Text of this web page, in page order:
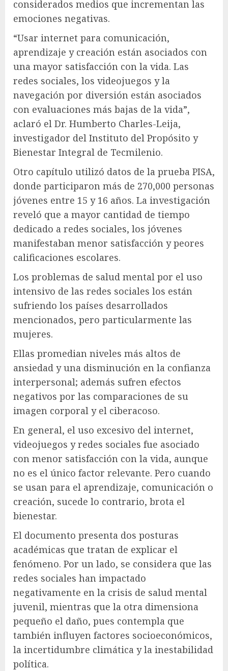
considerados medios que incrementan las
emociones negativas.
“Usar internet para comunicación,
aprendizaje y creación están asociados con
una mayor satisfacción con la vida. Las
redes sociales, los videojuegos y la
navegación por diversión están asociados
con evaluaciones más bajas de la vida”,
aclaró el Dr. Humberto Charles-Leija,
investigador del Instituto del Propósito y
Bienestar Integral de Tecmilenio.
Otro capítulo utilizó datos de la prueba PISA,
donde participaron más de 270,000 personas
jóvenes entre 15 y 16 años. La investigación
reveló que a mayor cantidad de tiempo
dedicado a redes sociales, los jóvenes
manifestaban menor satisfacción y peores
calificaciones escolares.
Los problemas de salud mental por el uso
intensivo de las redes sociales los están
sufriendo los países desarrollados
mencionados, pero particularmente las
mujeres.
Ellas promedian niveles más altos de
ansiedad y una disminución en la confianza
interpersonal; además sufren efectos
negativos por las comparaciones de su
imagen corporal y el ciberacoso.
En general, el uso excesivo del internet,
videojuegos y redes sociales fue asociado
con menor satisfacción con la vida, aunque
no es el único factor relevante. Pero cuando
se usan para el aprendizaje, comunicación o
creación, sucede lo contrario, brota el
bienestar.
El documento presenta dos posturas
académicas que tratan de explicar el
fenómeno. Por un lado, se considera que las
redes sociales han impactado
negativamente en la crisis de salud mental
juvenil, mientras que la otra dimensiona
pequeño el daño, pues contempla que
también influyen factores socioeconómicos,
la incertidumbre climática y la inestabilidad
política.